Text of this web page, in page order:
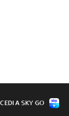
A SKY GO